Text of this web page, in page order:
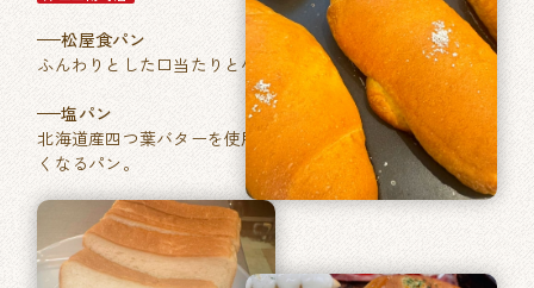
松屋食パン
ふんわりとした口当たりと小麦本来の香りが特徴。
塩パン
北海道産四つ葉バターを使用した、あきのこない毎日食べた
くなるパン。
石窯パン工房ベルフラン